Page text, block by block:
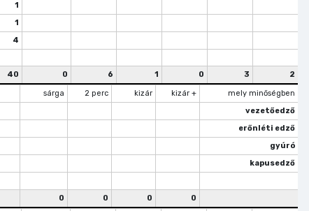
1
1
4
40 0 6 1 0 3 2
sárga 2 perc kizár kizár +
mely minőségben
vezetőedző
erőnléti edző
gyúró
kapusedző
0 0 0 0